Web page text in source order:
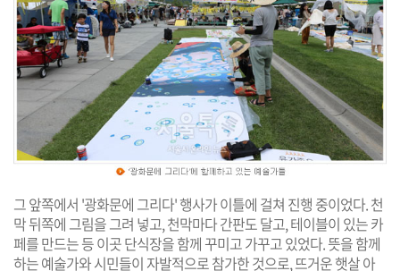
그 앞쪽에서 '광화문에 그리다' 행사가 이틀에 걸쳐 진행 중이었다. 천
막 뒤쪽에 그림을 그려 넣고, 천막마다 간판도 달고, 테이블이 있는 카
페를 만드는 등 이곳 단식장을 함께 꾸미고 가꾸고 있었다. 뜻을 함께
하는 예술가와 시민들이 자발적으로 참가한 것으로, 뜨거운 햇살 아